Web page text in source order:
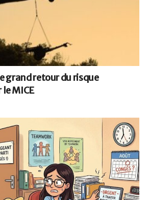
grand retour du risque
MICE